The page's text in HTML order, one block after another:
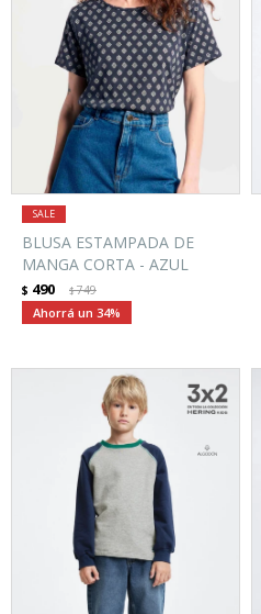
BLUSA ESTAMPADA DE
MANGA CORTA - AZUL
$ 490 $749
34